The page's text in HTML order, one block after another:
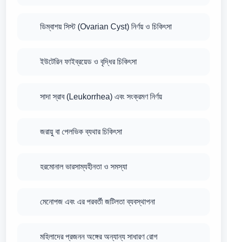
ডিম্বাশয় সিস্ট (Ovarian Cyst) নির্ণয় ও চিকিৎসা
ইউটেরিন ফাইব্রয়েড ও বৃদ্ধির চিকিৎসা
সাদা স্রাব (Leukorrhea) এবং সংক্রমণ নির্ণয়
জরায়ু বা পেলভিক ব্যথার চিকিৎসা
হরমোনাল ভারসাম্যহীনতা ও সমস্যা
মেনোপজ এবং এর পরবর্তী জটিলতা ব্যবস্থাপনা
মহিলাদের প্রজনন অঙ্গের অন্যান্য সাধারণ রোগ